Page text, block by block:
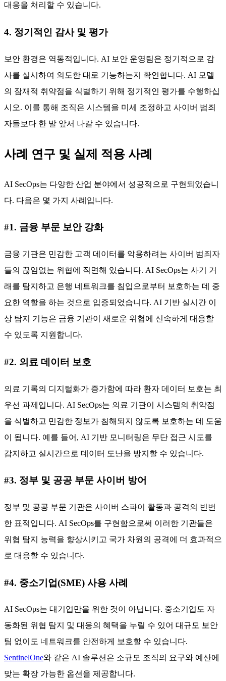
대응을 처리할 수 있습니다.
4. 정기적인 감사 및 평가
보안 환경은 역동적입니다. AI 보안 운영팀은 정기적으로 감
사를 실시하여 의도한 대로 기능하는지 확인합니다. AI 모델
의 잠재적 취약점을 식별하기 위해 정기적인 평가를 수행하십
시오. 이를 통해 조직은 시스템을 미세 조정하고 사이버 범죄
자들보다 한 발 앞서 나갈 수 있습니다.
사례 연구 및 실제 적용 사례
AI SecOps는 다양한 산업 분야에서 성공적으로 구현되었습니
다. 다음은 몇 가지 사례입니다.
#1. 금융 부문 보안 강화
금융 기관은 민감한 고객 데이터를 악용하려는 사이버 범죄자
들의 끊임없는 위협에 직면해 있습니다. AI SecOps는 사기 거
래를 탐지하고 은행 네트워크를 침입으로부터 보호하는 데 중
요한 역할을 하는 것으로 입증되었습니다. AI 기반 실시간 이
상 탐지 기능은 금융 기관이 새로운 위협에 신속하게 대응할
수 있도록 지원합니다.
#2. 의료 데이터 보호
의료 기록의 디지털화가 증가함에 따라 환자 데이터 보호는 최
우선 과제입니다. AI SecOps는 의료 기관이 시스템의 취약점
을 식별하고 민감한 정보가 침해되지 않도록 보호하는 데 도움
이 됩니다. 예를 들어, AI 기반 모니터링은 무단 접근 시도를
감지하고 실시간으로 데이터 도난을 방지할 수 있습니다.
#3. 정부 및 공공 부문 사이버 방어
정부 및 공공 부문 기관은 사이버 스파이 활동과 공격의 빈번
한 표적입니다. AI SecOps를 구현함으로써 이러한 기관들은
위협 탐지 능력을 향상시키고 국가 차원의 공격에 더 효과적으
로 대응할 수 있습니다.
#4. 중소기업(SME) 사용 사례
AI SecOps는 대기업만을 위한 것이 아닙니다. 중소기업도 자
동화된 위협 탐지 및 대응의 혜택을 누릴 수 있어 대규모 보안
팀 없이도 네트워크를 안전하게 보호할 수 있습니다.
SentinelOne와 같은 AI 솔루션은 소규모 조직의 요구와 예산에
맞는 확장 가능한 옵션을 제공합니다.